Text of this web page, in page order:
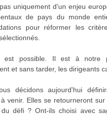
uniquement d'un enjeu
de pays du monde
pour réformer les
est possible. Il est à notre
et sans tarder, les dirigeants
décidons aujourd'hui
venir. Elles se retourneront
défi ? Ont-ils choisi avec